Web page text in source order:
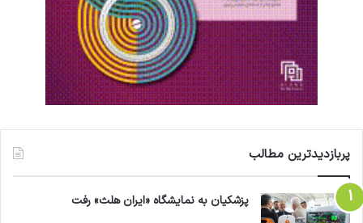
پربازدیدترین مطالب
پزشکیان به نمایشگاه «ایران هلث» رفت